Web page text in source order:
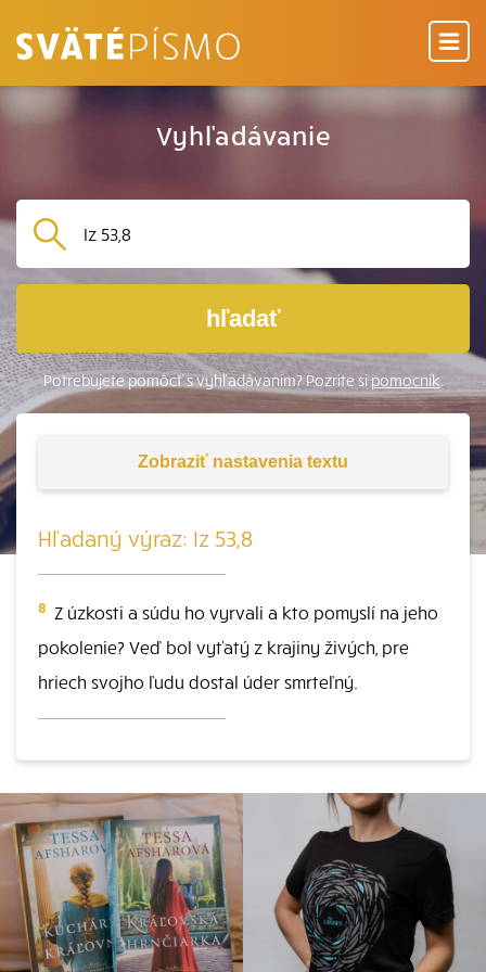
Vyhľadávanie
hľadať
Potrebujete pomôcť s vyhľadávaním? Pozrite sipomocník.
Zobraziť nastavenia textu
Hľadaný výraz: Iz 53,8
8 Z úzkosti a súdu ho vyrvali a kto pomyslí na jeho
pokolenie? Veď bol vyťatý z krajiny živých, pre
hriech svojho ľudu dostal úder smrteľný.